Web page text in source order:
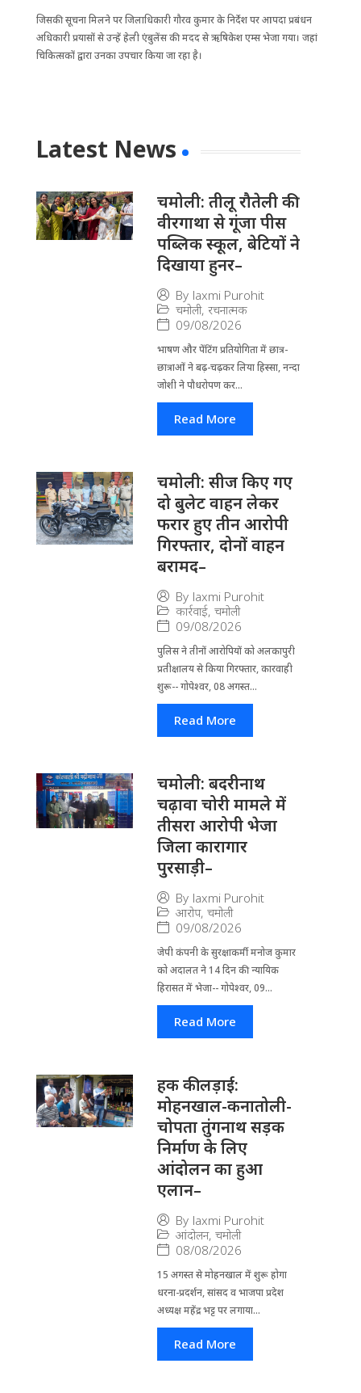
जिसकी सूचना मिलने पर जिलाधिकारी गौरव कुमार के निर्देश पर आपदा प्रबंधन
अधिकारी प्रयासों से उन्हें हेली एंबुलेंस की मदद से ऋषिकेश एम्स भेजा गया। जहां
चिकित्सकों द्वारा उनका उपचार किया जा रहा है।
Latest News
चमोली: तीलू रौतेली की
वीरगाथा से गूंजा पीस
पब्लिक स्कूल, बेटियों ने
दिखाया हुनर–
By laxmi Purohit
चमोली, रचनात्मक
09/08/2026
भाषण और पेंटिंग प्रतियोगिता में छात्र-
छात्राओं ने बढ़-चढ़कर लिया हिस्सा, नन्दा
जोशी ने पौधरोपण कर...
Read More
चमोली: सीज किए गए
दो बुलेट वाहन लेकर
फरार हुए तीन आरोपी
गिरफ्तार, दोनों वाहन
बरामद–
By laxmi Purohit
कार्रवाई, चमोली
09/08/2026
पुलिस ने तीनों आरोपियों को अलकापुरी
प्रतीक्षालय से किया गिरफ्तार, कारवाही
शुरू-- गोपेश्वर, 08 अगस्त...
Read More
चमोली: बदरीनाथ
चढ़ावा चोरी मामले में
तीसरा आरोपी भेजा
जिला कारागार
पुरसाड़ी–
By laxmi Purohit
आरोप, चमोली
09/08/2026
जेपी कंपनी के सुरक्षाकर्मी मनोज कुमार
को अदालत ने 14 दिन की न्यायिक
हिरासत में भेजा-- गोपेश्वर, 09...
Read More
हक की लड़ाई:
मोहनखाल-कनातोली-
चोपता तुंगनाथ सड़क
निर्माण के लिए
आंदोलन का हुआ
एलान–
By laxmi Purohit
आंदोलन, चमोली
08/08/2026
15 अगस्त से मोहनखाल में शुरू होगा
धरना-प्रदर्शन, सांसद व भाजपा प्रदेश
अध्यक्ष महेंद्र भट्ट पर लगाया...
Read More